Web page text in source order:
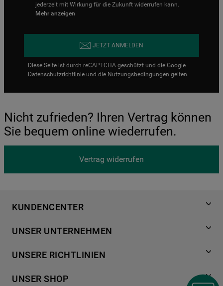
jederzeit mit Wirkung für die Zukunft widerrufen kann.
Mehr anzeigen
JETZT ANMELDEN
Diese Seite ist durch reCAPTCHA geschützt und die Google
Datenschutzrichtlinie und die Nutzungsbedingungen gelten.
Nicht zufrieden? Ihren Vertrag können
Sie bequem online wiederrufen.
Vertrag widerrufen
KUNDENCENTER
Händlersuche
Häufige Fragen
Kontakt
UNSER UNTERNEHMEN
Für Händler
Karriere
UNSERE RICHTLINIEN
Cookies
UNSER SHOP